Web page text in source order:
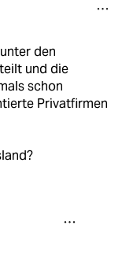
den
und die
schon
Privatfirmen